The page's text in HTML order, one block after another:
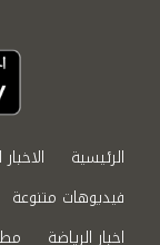
الرئيسية
فيديوهات متنوعة
اخبار الرياضة